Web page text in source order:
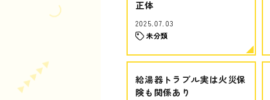
正体
2025.07.03
未分類
給湯器トラブル実は火災保
険も関係あり